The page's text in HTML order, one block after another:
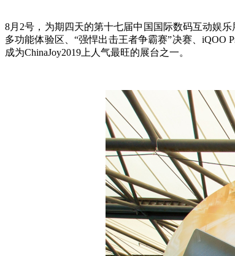
8月2号，为期四天的第十七届中国国际数码互动娱
多功能体验区、“强悍出击王者争霸赛”决赛、iQOO
成为ChinaJoy2019上人气最旺的展台之一。